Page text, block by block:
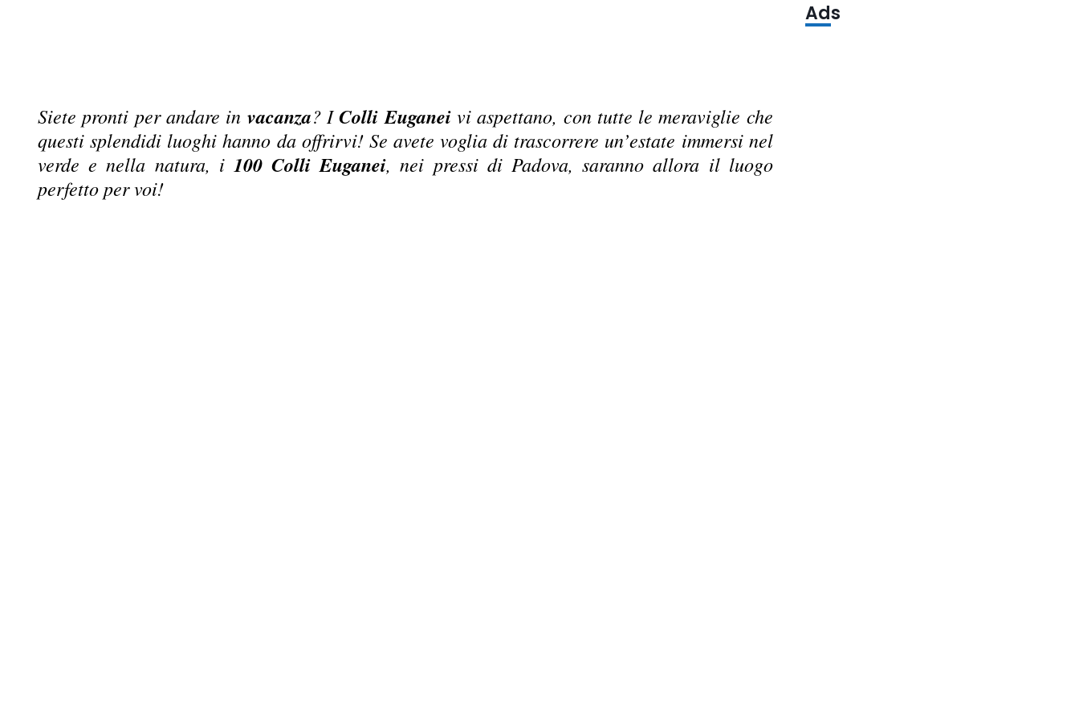
Siete pronti per andare in vacanza? IColli Euganeivi aspettano, con tutte le meraviglie che
questi splendidi luoghi hanno da offrirvi! Se avete voglia di trascorrere un’estate immersi nel
verde e nella natura, i 100 Colli Euganei, nei pressi di Padova, saranno allora il luogo
perfetto per voi!
Ads